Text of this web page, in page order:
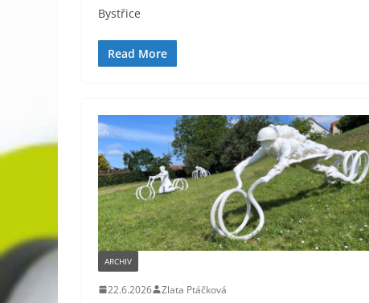
Bystřice
Read More
ARCHIV
22.6.2026 Zlata Ptáčková